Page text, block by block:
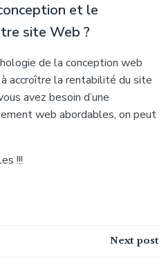
et le
site Web ?
de la conception web
accroître la rentabilité du site
avez besoin d’une
web abordables, on peut
!!!
Navigation
Next post